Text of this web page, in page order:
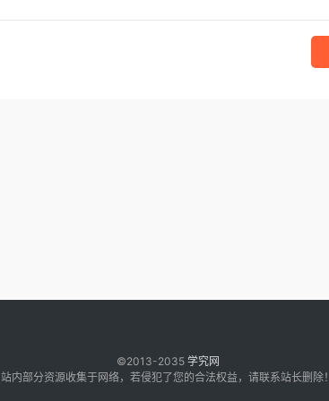
©2013-2035 学究网
站内部分资源收集于网络，若侵犯了您的合法权益，请联系站长删除！